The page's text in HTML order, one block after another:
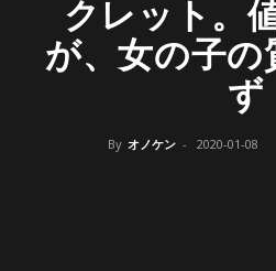
クレット。
が、女の子の
ず
By オノケン - 2020-01-08